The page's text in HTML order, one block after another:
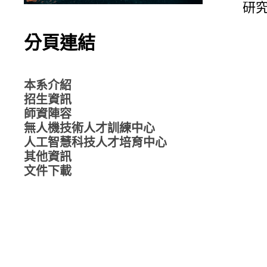
分頁連結
本系介紹
招生資訊
師資陣容
無人機技術人才訓練中心
人工智慧科技人才培育中心
其他資訊
文件下載
研